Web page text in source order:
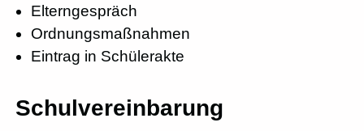
Elterngespräch
Ordnungsmaßnahmen
Eintrag in Schülerakte
Schulvereinbarung